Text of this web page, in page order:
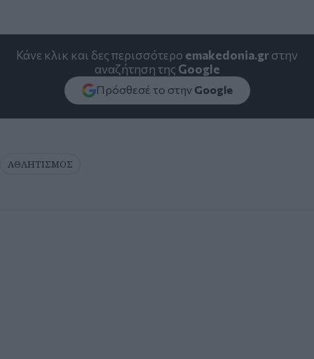
Κάνε κλικ και δες περισσότερο emakedonia.grστην
αναζήτηση της Google
Πρόσθεσέ το στην Google
ΑΘΛΗΤΙΣΜΟΣ